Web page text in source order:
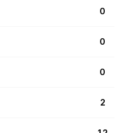
0
0
0
2